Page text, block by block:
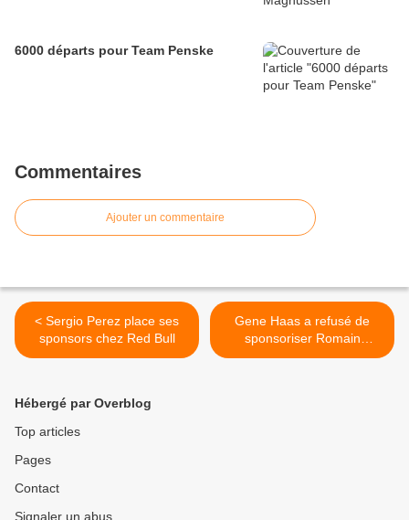
6000 départs pour Team Penske
Commentaires
Ajouter un commentaire
< Sergio Perez place ses
sponsors chez Red Bull
Gene Haas a refusé de
sponsoriser Romain
Grosjean en IndyCar >
Hébergé par Overblog
Top articles
Pages
Contact
Signaler un abus